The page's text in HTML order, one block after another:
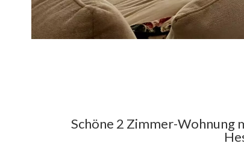
Schöne 2 Zimmer-Wohnung